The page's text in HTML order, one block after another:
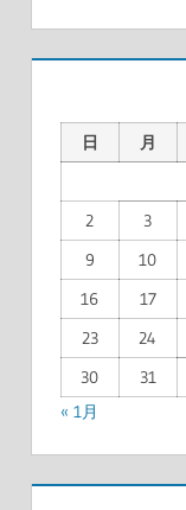
日 月
2
3
9
10
16
17
23
24
30
31
« 1月